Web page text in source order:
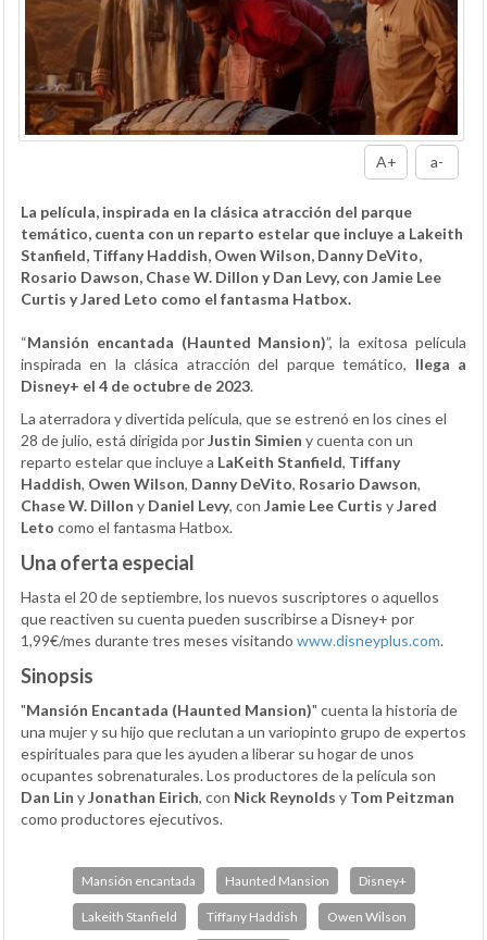
A+ a-
La película, inspirada en la clásica atracción del parque
temático, cuenta con un reparto estelar que incluye a Lakeith
Stanfield, Tiffany Haddish, Owen Wilson, Danny DeVito,
Rosario Dawson, Chase W. Dillon y Dan Levy, con Jamie Lee
Curtis y Jared Leto como el fantasma Hatbox.
“Mansión encantada (Haunted Mansion)”, la exitosa película
inspirada en la clásica atracción del parque temático, llega a
Disney+ el 4 de octubre de 2023.
La aterradora y divertida película, que se estrenó en los cines el
28 de julio, está dirigida porJustin Simien y cuenta con un
reparto estelar que incluye a LaKeith Stanfield, Tiffany
Haddish, Owen Wilson, Danny DeVito, Rosario Dawson,
Chase W. Dillon y Daniel Levy, con Jamie Lee Curtis yJared
Leto como el fantasma Hatbox.
Una oferta especial
Hasta el 20 de septiembre, los nuevos suscriptores o aquellos
que reactiven su cuenta pueden suscribirse a Disney+ por
1,99€/mes durante tres meses visitando www.disneyplus.com.
Sinopsis
"Mansión Encantada (Haunted Mansion)" cuenta la historia de
una mujer y su hijo que reclutan a un variopinto grupo de expertos
espirituales para que les ayuden a liberar su hogar de unos
ocupantes sobrenaturales. Los productores de la película son
Dan Lin yJonathan Eirich, con Nick Reynolds y Tom Peitzman
como productores ejecutivos.
Mansión encantada Haunted Mansion Disney+
Lakeith Stanfield Tiffany Haddish Owen Wilson